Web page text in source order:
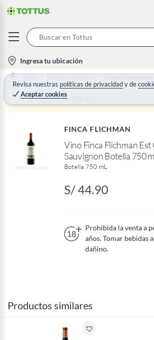
h
a
o
t
Ingresa tu ubicación
Revisa nuestras políticas de privacidadyde
Aceptar cookies
Home Bebidas Alcoholicas Vinos Y Espumantes
Producto sin stock :(
FINCA FLICHMAN
Vino Finca Flichman
Sauvignon Botella 750
Botella 750 mL
S/ 44.90
Prohibida la venta a
años. Tomar bebidas
dañino.
Productos similares